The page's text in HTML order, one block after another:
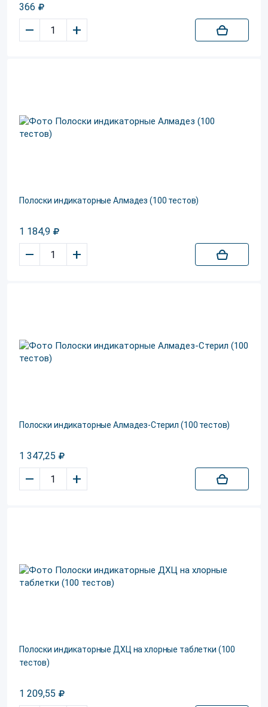
366
– +
Полоски индикаторные Алмадез (100 тестов)
1 184,9
– +
Полоски индикаторные Алмадез-Стерил (100 тестов)
1 347,25
– +
Полоски индикаторные ДХЦ на хлорные таблетки (100
тестов)
1 209,55